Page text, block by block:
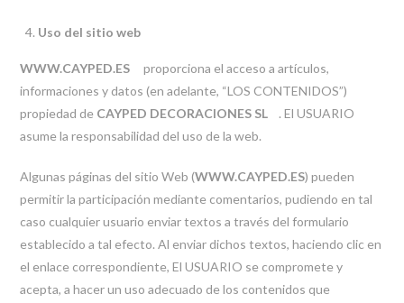
Uso del sitio web
WWW.CAYPED.ES proporciona el acceso a artículos,
informaciones y datos (en adelante, “LOS CONTENIDOS”)
propiedad de CAYPED DECORACIONES SL
. El USUARIO
asume la responsabilidad del uso de la web.
Algunas páginas del sitio Web (WWW.CAYPED.ES) pueden
permitir la participación mediante comentarios, pudiendo en tal
caso cualquier usuario enviar textos a través del formulario
establecido a tal efecto. Al enviar dichos textos, haciendo clic en
el enlace correspondiente, El USUARIO se compromete y
acepta, a hacer un uso adecuado de los contenidos que